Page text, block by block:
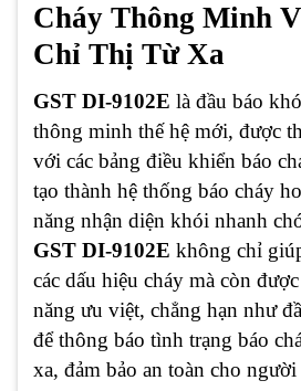
Cháy Thông Minh
Chỉ Thị Từ Xa
GST DI-9102E là đầu báo
thông minh thế hệ mới, được
với các bảng điều khiển báo
tạo thành hệ thống báo cháy
năng nhận diện khói nhanh
GST DI-9102E không chỉ
các dấu hiệu cháy mà còn
năng ưu việt, chẳng hạn như
để thông báo tình trạng báo
xa, đảm bảo an toàn cho